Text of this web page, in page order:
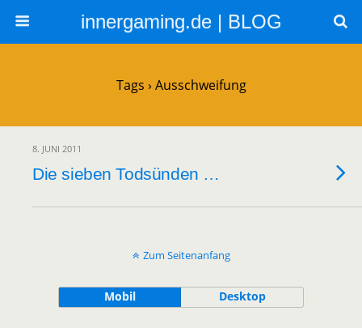
innergaming.de | BLOG
Tags › Ausschweifung
8. JUNI 2011
Die sieben Todsünden …
Zum Seitenanfang
Mobil Desktop